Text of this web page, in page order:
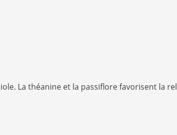
La théanine et la passiflore favorisent la